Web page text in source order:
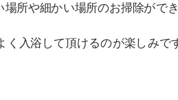
所や細かい場所のお掃除ができ
く入浴して頂けるのが楽しみで